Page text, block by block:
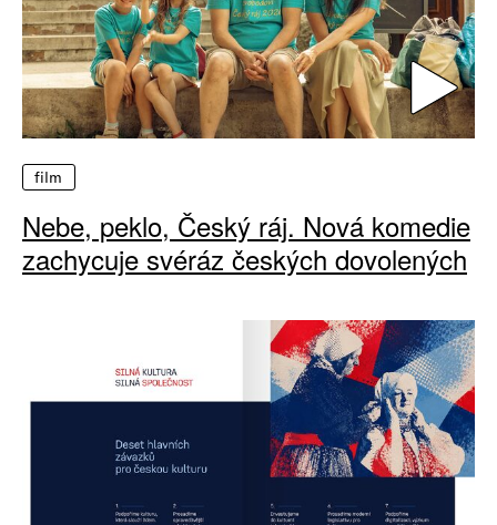
film
Nebe, peklo, Český ráj. Nová komedie
zachycuje svéráz českých dovolených